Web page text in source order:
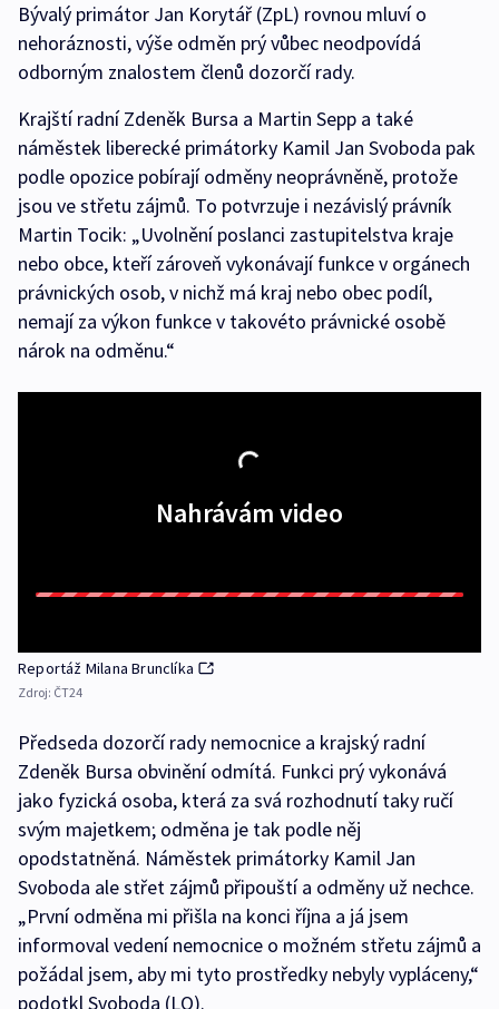
Bývalý primátor Jan Korytář (ZpL) rovnou mluví o
nehoráznosti, výše odměn prý vůbec neodpovídá
odborným znalostem členů dozorčí rady.
Krajští radní Zdeněk Bursa a Martin Sepp a také
náměstek liberecké primátorky Kamil Jan Svoboda pak
podle opozice pobírají odměny neoprávněně, protože
jsou ve střetu zájmů. To potvrzuje i nezávislý právník
Martin Tocik: „Uvolnění poslanci zastupitelstva kraje
nebo obce, kteří zároveň vykonávají funkce v orgánech
právnických osob, v nichž má kraj nebo obec podíl,
nemají za výkon funkce v takovéto právnické osobě
nárok na odměnu.“
Nahrávám video
Reportáž Milana Brunclíka
Zdroj: ČT24
Předseda dozorčí rady nemocnice a krajský radní
Zdeněk Bursa obvinění odmítá. Funkci prý vykonává
jako fyzická osoba, která za svá rozhodnutí taky ručí
svým majetkem; odměna je tak podle něj
opodstatněná. Náměstek primátorky Kamil Jan
Svoboda ale střet zájmů připouští a odměny už nechce.
„První odměna mi přišla na konci října a já jsem
informoval vedení nemocnice o možném střetu zájmů a
požádal jsem, aby mi tyto prostředky nebyly vypláceny,“
podotkl Svoboda (LO).